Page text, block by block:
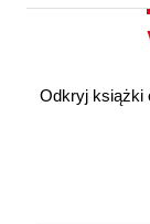
Odkryj książki